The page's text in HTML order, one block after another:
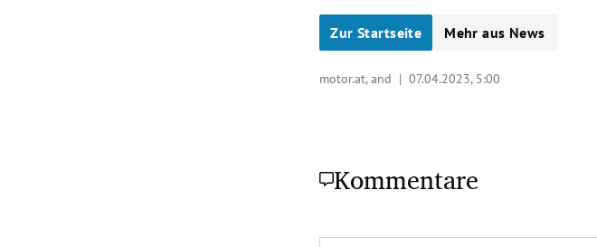
Zur Startseite Mehr aus News
motor.at, and |07.04.2023, 5:00
Kommentare